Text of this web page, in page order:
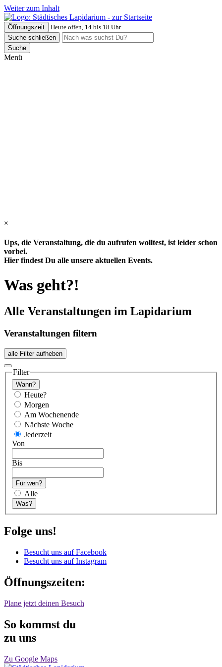
Weiter zum Inhalt
Öffnungszeit
Heute offen, 14 bis 18 Uhr
Suche schließen
Suche
Menü
×
Ups, die Veranstaltung, die du aufrufen wolltest, ist leider schon
vorbei.
Hier findest Du alle unsere aktuellen Events.
Was geht?!
Alle Veranstaltungen im Lapidarium
Veranstaltungen filtern
alle Filter aufheben
Filter
Wann?
Heute?
Morgen
Am Wochenende
Nächste Woche
Jederzeit
Von
Bis
Für wen?
Alle
Was?
Folge uns!
Besucht uns auf Facebook
Besucht uns auf Instagram
Öffnungszeiten:
Plane jetzt deinen Besuch
So kommst du
zu uns
Zu Google Maps